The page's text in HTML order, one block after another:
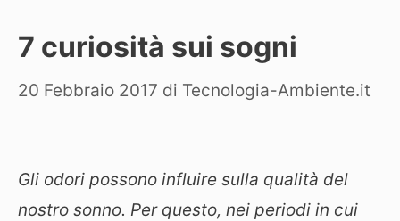
7 curiosità sui sogni
20 Febbraio 2017 di Tecnologia-Ambiente.it
Gli odori possono influire sulla qualità del
nostro sonno. Per questo, nei periodi in cui